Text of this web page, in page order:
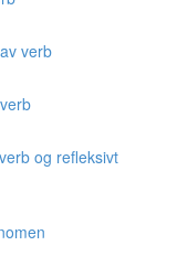
verb
og refleksivt